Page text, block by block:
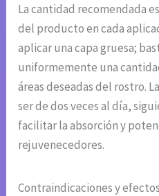
La cantidad recomendada
del producto en cada
aplicar una capa gruesa;
uniformemente una
áreas deseadas del rostro.
ser de dos veces al día,
facilitar la absorción y
rejuvenecedores.
Contraindicaciones y